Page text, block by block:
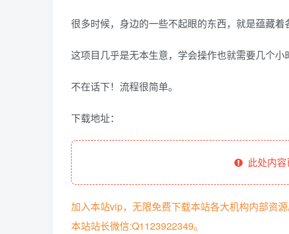
很多时候，身边的一些不起眼的东西，就是蕴藏着
这项目几乎是无本生意，学会操作也就需要几个
不在话下！流程很简单。
下载地址：
此处内
加入本站vip，无限免费下载本站各大机构内部资
本站站长微信:Q1123922349。